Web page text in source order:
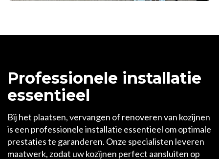
Professionele installatie
essentieel
Bij het plaatsen, vervangen of renoveren van kozijnen
is een professionele installatie essentieel om optimale
prestaties te garanderen. Onze specialisten leveren
maatwerk, zodat uw kozijnen perfect aansluiten op